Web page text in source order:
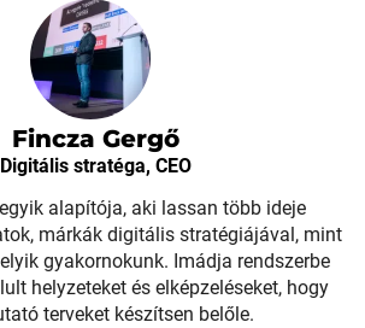
Fincza Gergő
Digitális stratéga, CEO
alapítója, aki lassan több ideje
márkák digitális stratégiájával, mint
gyakornokunk. Imádja rendszerbe
helyzeteket és elképzeléseket, hogy
terveket készítsen belőle.